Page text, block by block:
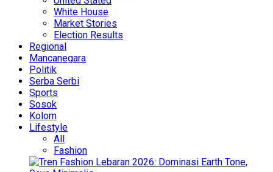
White House
Market Stories
Election Results
Regional
Mancanegara
Politik
Serba Serbi
Sports
Sosok
Kolom
Lifestyle
All
Fashion